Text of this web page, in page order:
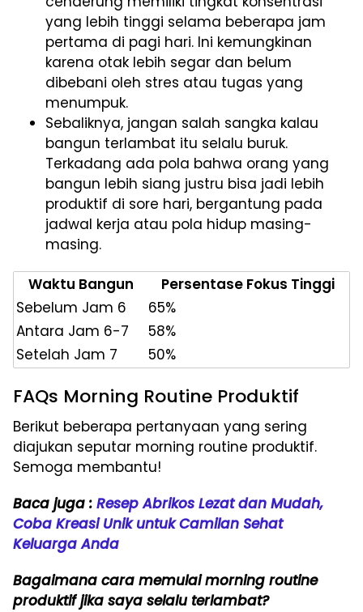
yang lebih tinggi selama beberapa jam
pertama di pagi hari. Ini kemungkinan
karena otak lebih segar dan belum
dibebani oleh stres atau tugas yang
menumpuk.
Sebaliknya, jangan salah sangka kalau
bangun terlambat itu selalu buruk.
Terkadang ada pola bahwa orang yang
bangun lebih siang justru bisa jadi lebih
produktif di sore hari, bergantung pada
jadwal kerja atau pola hidup masing-
masing.
Waktu Bangun
Persentase Fokus Tinggi
Sebelum Jam 6
65%
Antara Jam 6-7
58%
Setelah Jam 7
50%
FAQs Morning Routine Produktif
Berikut beberapa pertanyaan yang sering
diajukan seputar morning routine produktif.
Semoga membantu!
Baca juga : Resep Abrikos Lezat dan Mudah,
Coba Kreasi Unik untuk Camilan Sehat
Keluarga Anda
Bagaimana cara memulai morning routine
produktif jika saya selalu terlambat?